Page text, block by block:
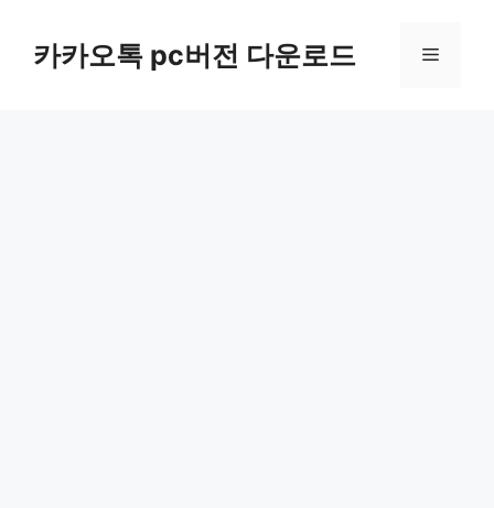
카카오톡 pc버전 다운로드 메